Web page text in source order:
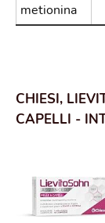
metionina
CHIESI,
CAPELLI -